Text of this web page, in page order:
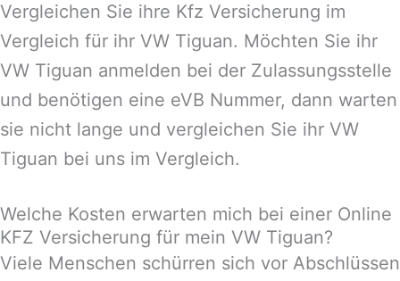
Vergleichen Sie ihre Kfz Versicherung im
Vergleich für ihr VW Tiguan. Möchten Sie ihr
VW Tiguan anmelden bei der Zulassungsstelle
und benötigen eine eVB Nummer, dann warten
sie nicht lange und vergleichen Sie ihr VW
Tiguan bei uns im Vergleich.
Welche Kosten erwarten mich bei einer Online
KFZ Versicherung für mein VW Tiguan?
Viele Menschen schürren sich vor Abschlüssen